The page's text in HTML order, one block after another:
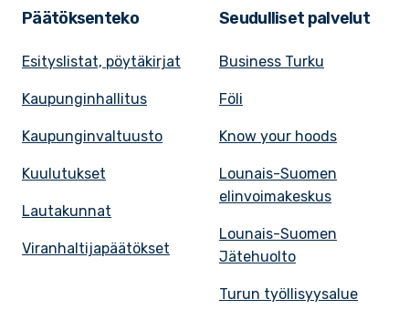
Päätöksenteko
Esityslistat, pöytäkirjat
Kaupunginhallitus
Kaupunginvaltuusto
Kuulutukset
Lautakunnat
Viranhaltijapäätökset
Seudulliset palvelut
Business Turku
Föli
Know your hoods
Lounais-Suomen
elinvoimakeskus
Lounais-Suomen
Jätehuolto
Turun työllisyysalue